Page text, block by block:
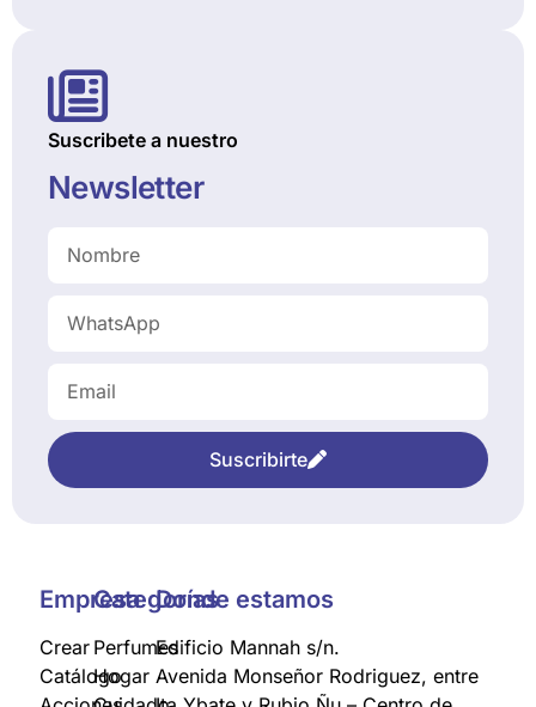
Suscribete a nuestro
Newsletter
Suscribirte
Empresa
Crear
Catálogo
Categorías
Perfumes
Hogar
Donde estamos
Edificio Mannah s/n.
Avenida Monseñor Rodriguez, entre